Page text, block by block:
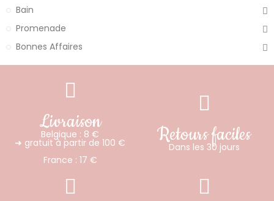
Bain
Promenade
Bonnes Affaires
Livraison
Belgique : 8 €
➜ gratuit à partir de 100 €
France : 17 €
Retours faciles
Dans les 30 jours